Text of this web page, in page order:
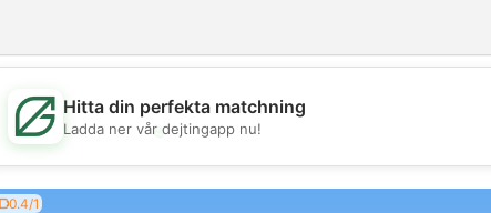
💖
Hitta din perfekta matchning
Ladda ner vår dejtingapp nu!
0.4/1